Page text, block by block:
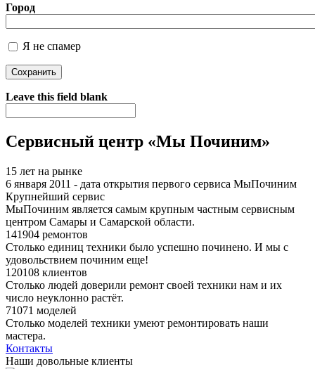
Город
Я не спамер
Я спамер
Leave this field blank
Сервисный центр «Мы Починим»
15 лет на рынке
6 января 2011 - дата открытия первого сервиса МыПочиним
Крупнейший сервис
МыПочиним является самым крупным частным сервисным
центром Самары и Самарской области.
141904 ремонтов
Столько единиц техники было успешно починено. И мы с
удовольствием починим еще!
120108 клиентов
Столько людей доверили ремонт своей техники нам и их
число неуклонно растёт.
71071 моделей
Столько моделей техники умеют ремонтировать наши
мастера.
Контакты
Наши довольные клиенты